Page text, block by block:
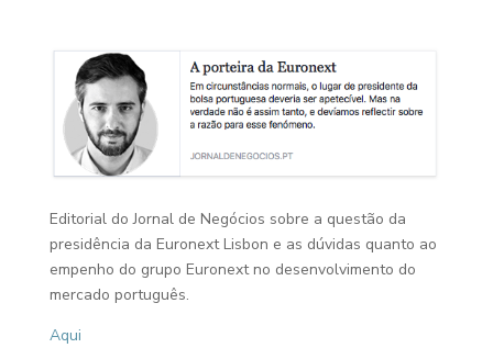
Editorial do Jornal de Negócios sobre a questão da
presidência da Euronext Lisbon e as dúvidas quanto ao
empenho do grupo Euronext no desenvolvimento do
mercado português.
Aqui